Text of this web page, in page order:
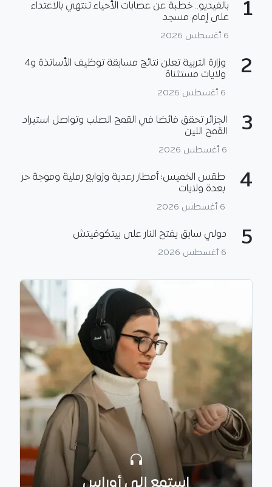
1
بالفيديو.. خطبة عن عصابات الأحياء تنتهي بالاعتداء
على إمام مسجد
6 أغسطس 2026
2
وزارة التربية تعلن نتائج مسابقة توظيف الأساتذة و4
ولايات مستثناة
6 أغسطس 2026
3
الجزائر تحقق فائضا في القمح الصلب وتواصل استيراد
القمح اللين
6 أغسطس 2026
4
طقس الخميس: أمطار رعدية وزوابع رملية وموجة حر
بعدة ولايات
6 أغسطس 2026
5 دولي سابق يفتح النار على بيتكوفيتش
6 أغسطس 2026
استمع إلى أوراس